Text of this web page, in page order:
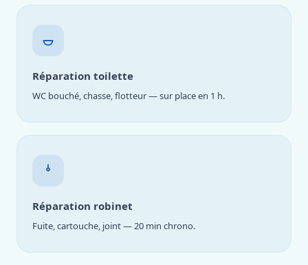
Réparation toilette
WC bouché, chasse, flotteur — sur place en 1 h.
Réparation robinet
Fuite, cartouche, joint — 20 min chrono.